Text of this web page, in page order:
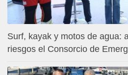
Surf, kayak y motos de agua:
riesgos el Consorcio de